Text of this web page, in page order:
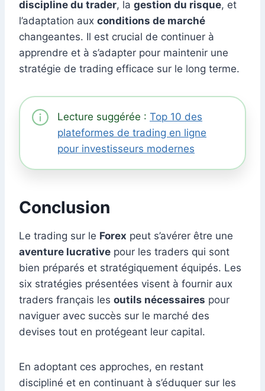
discipline du trader, la gestion du risque, et
l’adaptation aux conditions de marché
changeantes. Il est crucial de continuer à
apprendre et à s’adapter pour maintenir une
stratégie de trading efficace sur le long terme.
Lecture suggérée : Top 10 des
plateformes de trading en ligne
pour investisseurs modernes
Conclusion
Le trading sur le Forex peut s’avérer être une
aventure lucrative pour les traders qui sont
bien préparés et stratégiquement équipés. Les
six stratégies présentées visent à fournir aux
traders français les outils nécessaires pour
naviguer avec succès sur le marché des
devises tout en protégeant leur capital.
En adoptant ces approches, en restant
discipliné et en continuant à s’éduquer sur les